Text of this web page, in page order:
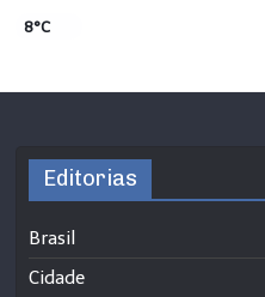
8°C
Editorias
Brasil
Cidade